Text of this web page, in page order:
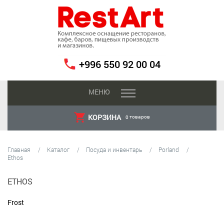
+996 550 92 00 04
МЕНЮ
КОРЗИНА 0 товаров
Главная Каталог Посуда и инвентарь
Porland
Ethos
ETHOS
Frost